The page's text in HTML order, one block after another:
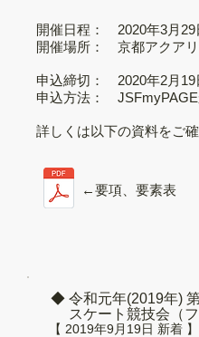
開催日程： 2020年3月29
開催場所： 京都アクア
申込締切： 2020年2月19
申込方法： JSFmyPAGE
詳しくは以下の資料をご確
←要項、要素表
◆ 令和元年(2019年)
スケート競技会（フ
【 2019年9月19日 新着 】